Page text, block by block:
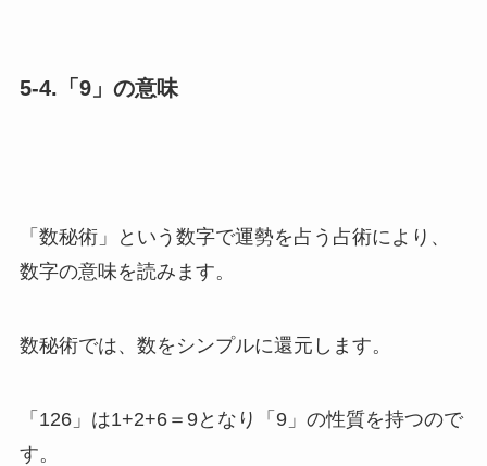
5-4.「9」の意味
「数秘術」という数字で運勢を占う占術により、
数字の意味を読みます。
数秘術では、数をシンプルに還元します。
「126」は1+2+6＝9となり「9」の性質を持つので
す。